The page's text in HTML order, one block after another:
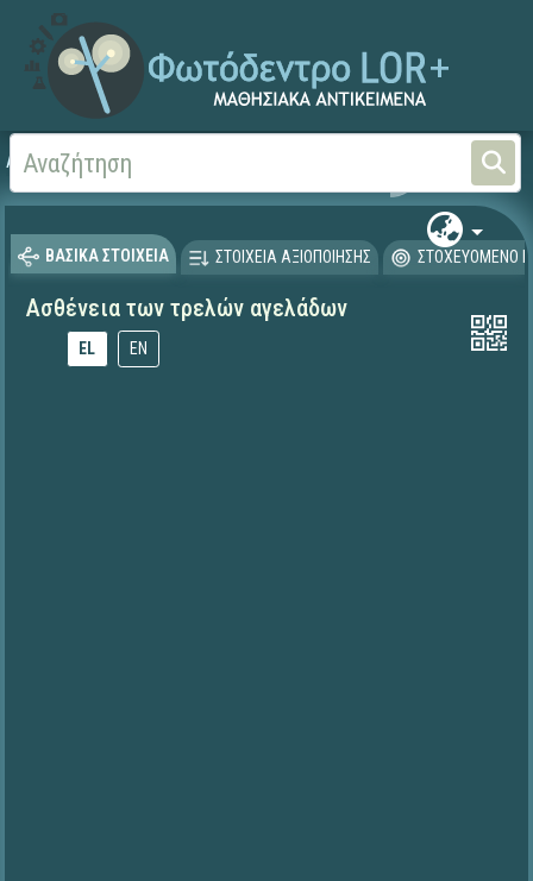
Αρχική
ΒΑΣΙΚΑ ΣΤΟΙΧΕΙΑ ΣΤΟΙΧΕΙΑ ΑΞΙΟΠΟΙΗΣΗΣ ΣΤΟΧΕΥΟΜΕΝΟ
Ασθένεια των τρελών αγελάδων
EL EN